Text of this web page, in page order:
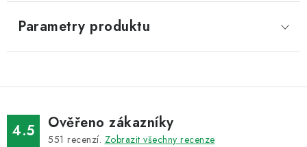
Parametry produktu
4.5 Ověřeno zákazníky
551 recenzí. Zobrazit všechny recenze